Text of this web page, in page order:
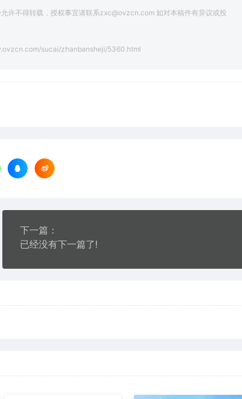
许不得转载，授权事宜请联系zxc@ovzcn.com 如对本稿件有异议或投
sucai/zhanbansheji/5360.html
下一篇：
已经没有下一篇了!